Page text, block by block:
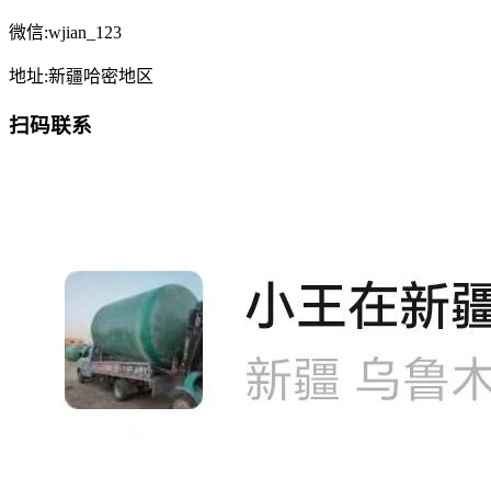
微信:wjian_123
地址:新疆哈密地区
扫码联系